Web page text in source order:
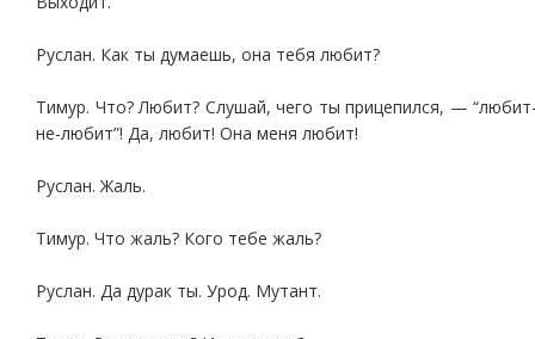
Руслан. Как ты думаешь, она тебя любит?
Тимур. Что? Любит? Слушай, чего ты прицепился, —
не-любит”! Да, любит! Она меня любит!
Руслан. Жаль.
Тимур. Что жаль? Кого тебе жаль?
Руслан. Да дурак ты. Урод. Мутант.